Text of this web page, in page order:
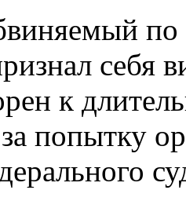
по
себя
к
попытку